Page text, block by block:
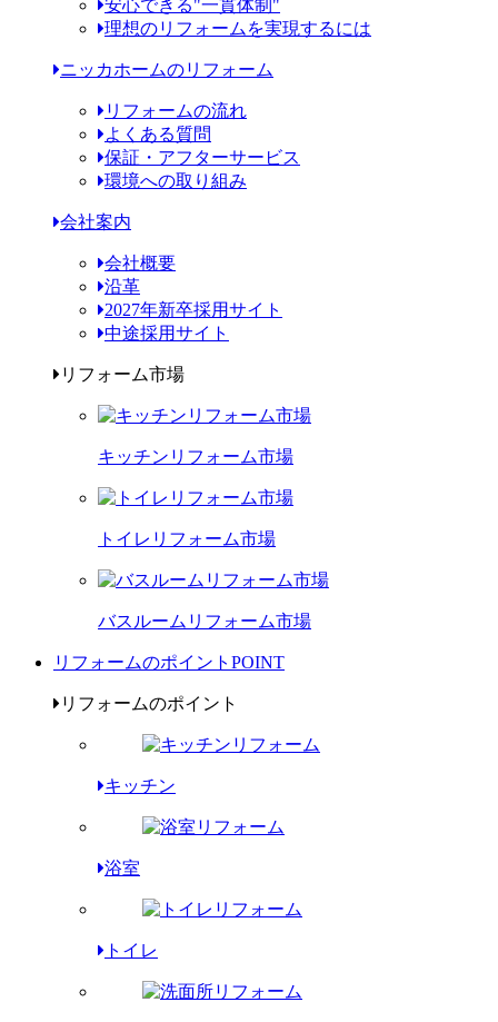
安心できる"一貫体制"
理想のリフォームを実現するには
ニッカホームのリフォーム
リフォームの流れ
よくある質問
保証・アフターサービス
環境への取り組み
会社案内
会社概要
沿革
2027年新卒採用サイト
中途採用サイト
リフォーム市場
キッチンリフォーム市場
トイレリフォーム市場
バスルームリフォーム市場
リフォームのポイント POINT
リフォームのポイント
キッチン
浴室
トイレ